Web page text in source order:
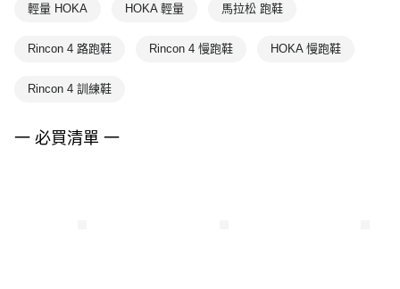
輕量 HOKA HOKA 輕量 馬拉松 跑鞋
Rincon 4 路跑鞋 Rincon 4 慢跑鞋 HOKA 慢跑鞋
Rincon 4 訓練鞋
一 必買清單 一